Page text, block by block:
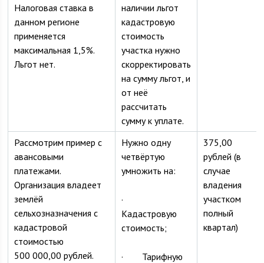
Налоговая ставка в
данном регионе
применяется
максимальная 1,5%.
Льгот нет.
наличии льгот
кадастровую
стоимость
участка нужно
скорректировать
на сумму льгот, и
от неё
рассчитать
сумму к уплате.
Рассмотрим пример с
авансовыми
платежами.
Организация владеет
землёй
сельхозназначения с
кадастровой
стоимостью
500 000,00 рублей.
Нужно одну
четвёртую
умножить на:
·
Кадастровую
стоимость;
· Тарифную
375,00
рублей (в
случае
владения
участком
полный
квартал)